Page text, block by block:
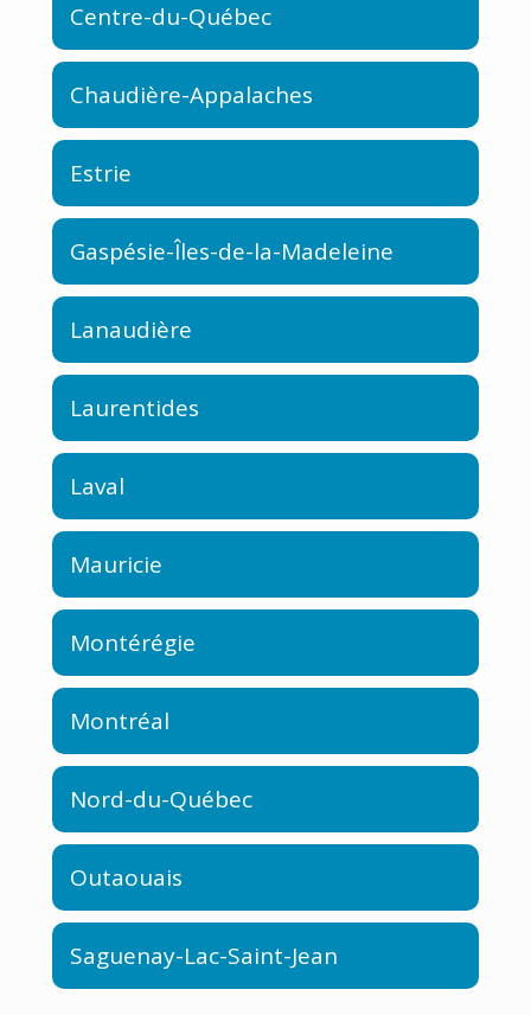
Centre-du-Québec
Chaudière-Appalaches
Estrie
Gaspésie-Îles-de-la-Madeleine
Lanaudière
Laurentides
Laval
Mauricie
Montérégie
Montréal
Nord-du-Québec
Outaouais
Saguenay-Lac-Saint-Jean